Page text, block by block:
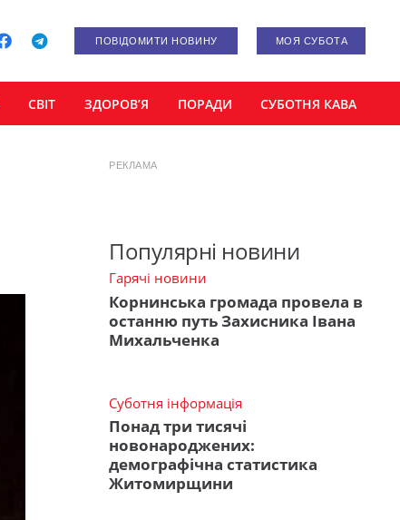
ПОВІДОМИТИ НОВИНУ МОЯ СУБОТА
СВІТ ЗДОРОВ’Я ПОРАДИ СУБОТНЯ КАВА
РЕКЛАМА
Популярні новини
Гарячі новини
Корнинська громада провела в
останню путь Захисника Івана
Михальченка
Суботня інформація
Понад три тисячі
новонароджених:
демографічна статистика
Житомирщини